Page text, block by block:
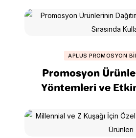
APLUS PROMOSYON
Promosyon
Yöntemleri ve